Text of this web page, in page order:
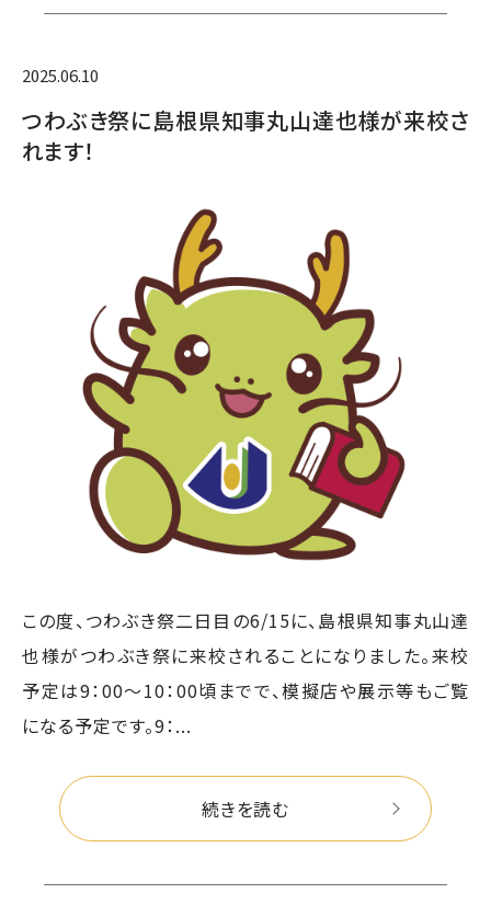
2025.06.10
つわぶき祭に島根県知事丸山達也様が来校さ
れます！
この度、つわぶき祭二日目の6/15に、島根県知事丸山達
也様がつわぶき祭に来校されることになりました。来校
予定は9：00～10：00頃までで、模擬店や展示等もご覧
になる予定です。9：...
続きを読む